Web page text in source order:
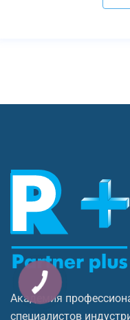
Академия
специалистов